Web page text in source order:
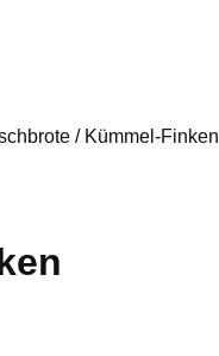
/ Kümmel-Finken